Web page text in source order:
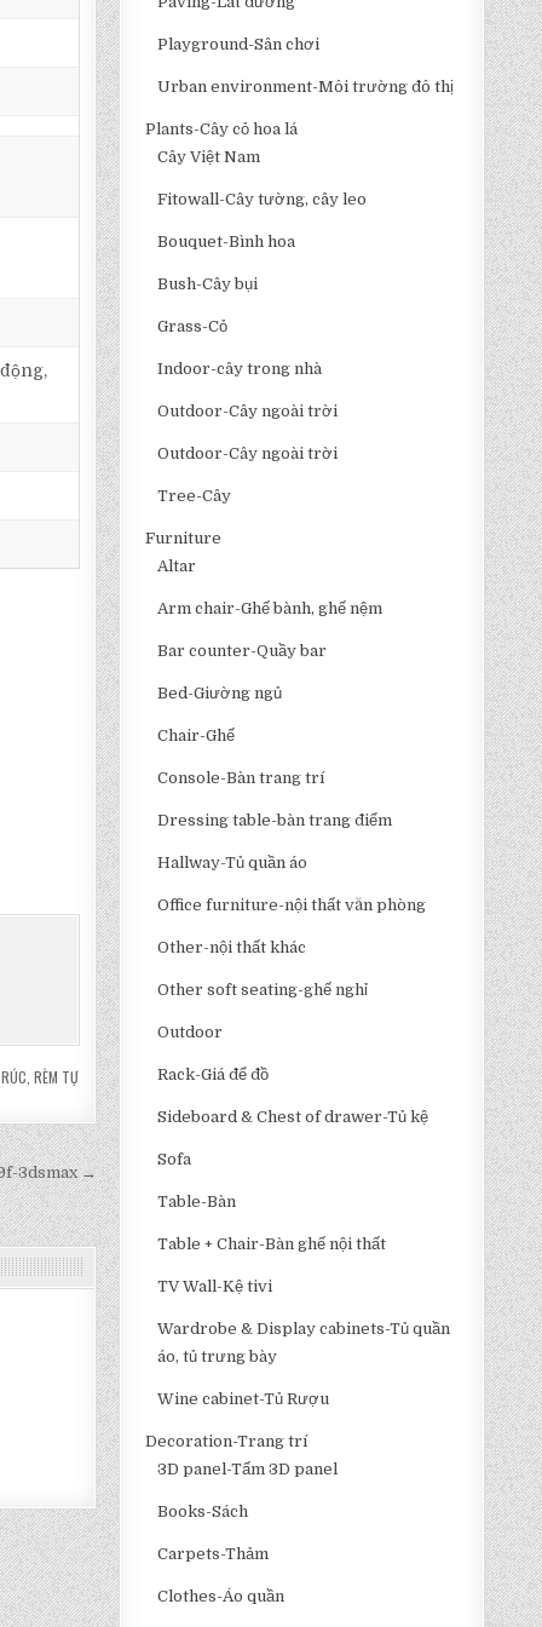
,RÈM TỰ
3dsmax →
Playground-Sân chơi
Urban environment-Môi trường đô thị
Plants-Cây cỏ hoa lá
Cây Việt Nam
Fitowall-Cây tường, cây leo
Bouquet-Bình hoa
Bush-Cây bụi
Grass-Cỏ
Indoor-cây trong nhà
Outdoor-Cây ngoài trời
Outdoor-Cây ngoài trời
Tree-Cây
Furniture
Altar
Arm chair-Ghế bành, ghế nệm
Bar counter-Quầy bar
Bed-Giường ngủ
Chair-Ghế
Console-Bàn trang trí
Dressing table-bàn trang điểm
Hallway-Tủ quần áo
Office furniture-nội thất văn phòng
Other-nội thất khác
Other soft seating-ghế nghỉ
Outdoor
Rack-Giá để đồ
Sideboard & Chest of drawer-Tủ kệ
Sofa
Table-Bàn
Table + Chair-Bàn ghế nội thất
TV Wall-Kệ tivi
Wardrobe & Display cabinets-Tủ quần
áo, tủ trưng bày
Wine cabinet-Tủ Rượu
Decoration-Trang trí
3D panel-Tấm 3D panel
Books-Sách
Carpets-Thảm
Clothes-Áo quần